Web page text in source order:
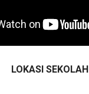
LOKASI SEKOLAH